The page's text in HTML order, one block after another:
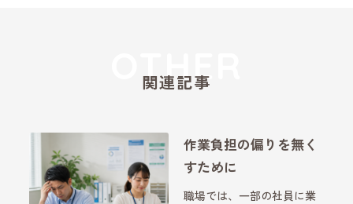
関連記事
作業負担の偏りを無く
すために
職場では、一部の社員に業